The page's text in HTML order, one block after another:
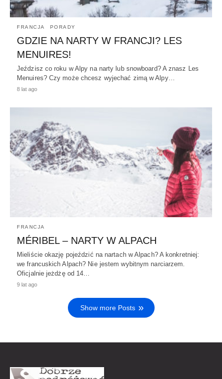
FRANCJA PORADY
GDZIE NA NARTY W FRANCJI? LES
MENUIRES!
Jeździsz co roku w Alpy na narty lub snowboard? A znasz Les
Menuires? Czy może chcesz wyjechać zimą w Alpy…
8 lat ago
FRANCJA
MÉRIBEL – NARTY W ALPACH
Mieliście okazję pojeździć na nartach w Alpach? A konkretniej:
we francuskich Alpach? Nie jestem wybitnym narciarzem.
Oficjalnie jeżdżę od 14…
9 lat ago
Show more Posts